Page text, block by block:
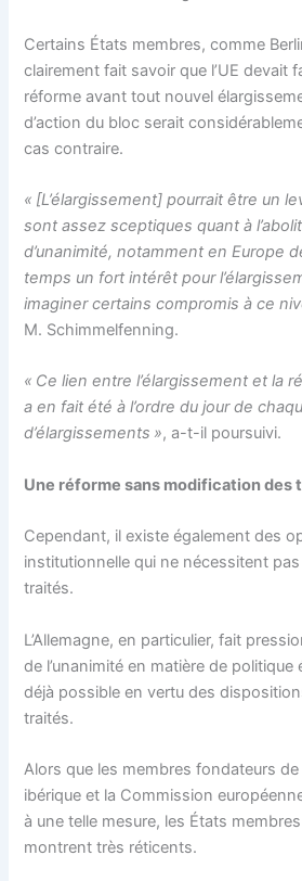
Certains États membres, comme
clairement fait savoir que l’UE devait
réforme avant tout nouvel
d’action du bloc serait
cas contraire.
« [L’élargissement] pourrait être un
sont assez sceptiques quant à
d’unanimité, notamment en Europe
temps un fort intérêt pour
imaginer certains compromis à ce
M. Schimmelfenning.
« Ce lien entre l’élargissement et la
a en fait été à l’ordre du jour de
d’élargissements », a-t-il poursuivi.
Une réforme sans modification des
Cependant, il existe également des
institutionnelle qui ne nécessitent
traités.
L’Allemagne, en particulier, fait
de l’unanimité en matière de
déjà possible en vertu des
traités.
Alors que les membres fondateurs de
ibérique et la Commission
à une telle mesure, les États
montrent très réticents.